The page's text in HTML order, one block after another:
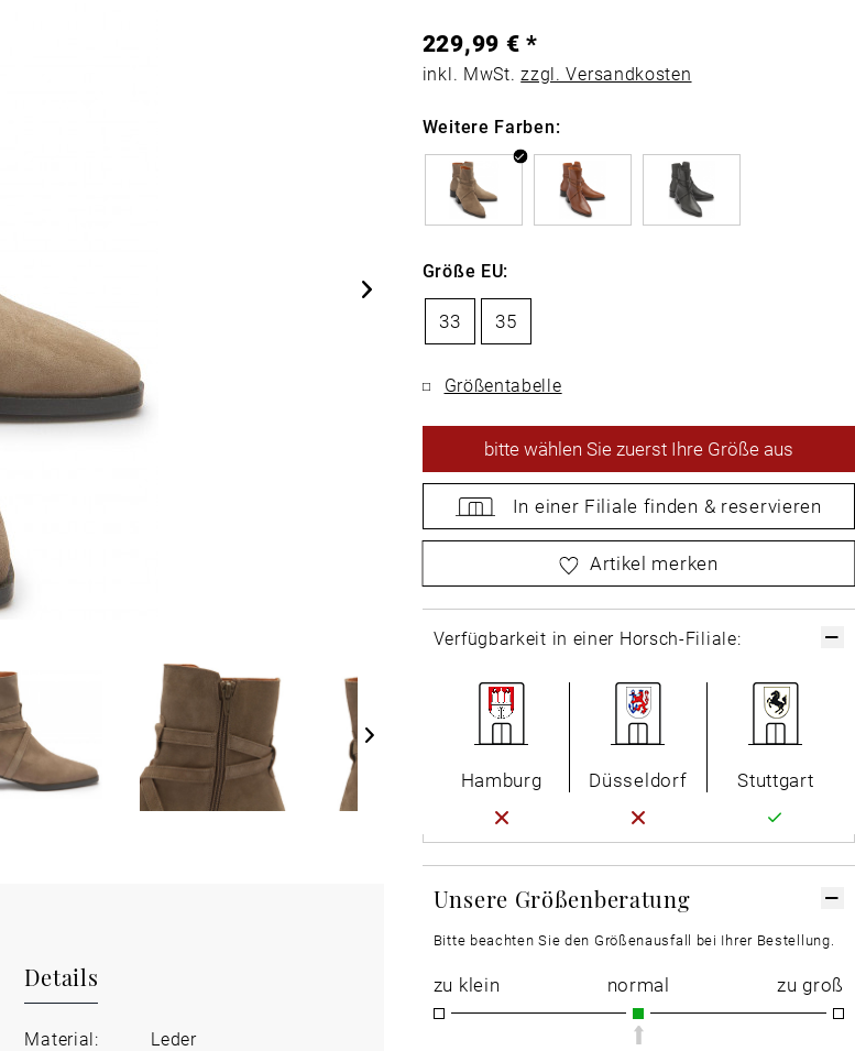
Details
Material:
Leder
229,99 € *
inkl. MwSt.zzgl. Versandkosten
Weitere Farben:
Größe EU:
33 35
Größentabelle
bittewählen Sie zuerst Ihre Größe aus
In einer Filiale finden & reservieren
wählen Sie zuerst Ihre Größe aus
Artikel merken
Verfügbarkeit in einer Horsch-Filiale:
Hamburg Düsseldorf Stuttgart
Unsere Größenberatung
Bitte beachten Sie den Größenausfall bei Ihrer Bestellung.
zu klein normal zu groß